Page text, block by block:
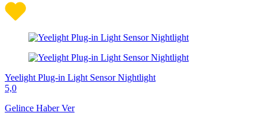
Yeelight Plug-in Light Sensor Nightlight
5,0
Gelince Haber Ver